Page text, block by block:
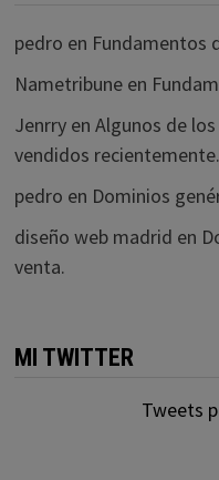
pedro en Fundamentos
Nametribuneen
Jenrryen Algunos de
vendidos recientemente.
pedro en Dominios
diseño web madrid en
venta.
MI TWITTER
Tweets